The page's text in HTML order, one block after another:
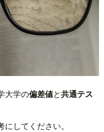
大学の偏差値と共通テス
してください。